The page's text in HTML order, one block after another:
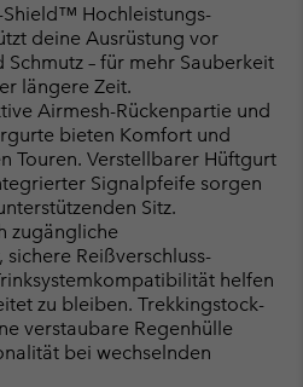
Hochleistungs-
deine Ausrüstung vor
Schmutz – für mehr Sauberkeit
längere Zeit.
Airmesh-Rückenpartie und
bieten Komfort und
Touren. Verstellbarer Hüftgurt
Signalpfeife sorgen
Sitz.
zugängliche
Reißverschluss-
helfen
zu bleiben. Trekkingstock-
verstaubare Regenhülle
bei wechselnden